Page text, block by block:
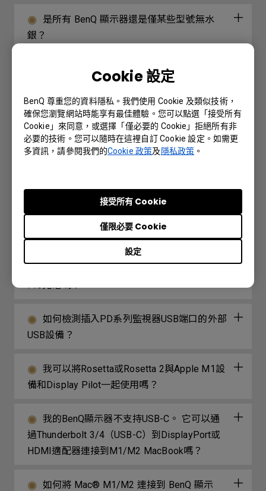
Cookie 設定
BenQ 尊重您的資料隱私。我們使用 Cookie 及類似技術，
確保您瀏覽網站時能享有最佳體驗。您可以點選「接受所有
Cookie」來同意，或選擇「僅必要的 Cookie」拒絕所有非
必要的技術。您可以隨時在這裡自訂 Cookie 設定。如需更
多資訊，請參閱我們的Cookie 政策及 隱私政策。
設定
僅限必要 Cookie
接受所有 Cookie
是所有 BenQ 顯示器還是僅某些型號無水
銀？
Eye Protect、Bright Intelligence 和 Bright
Intelligence Plus 有什麼區別？
透過USB-C連接到Mac時，顯示器為什麼沒
有圖像？
哪些型號支持 Display Pilot 軟件中的 ICC
Sync？
Pro充電嗎？
如何檢測插入PD系列監視器USB端口的外部
USB設備？
我可以將Rosetta或Rosetta 2與Apple M1設
備和Display Pilot一起使用嗎？
我的BenQ顯示器不支持USB-C。 它可以通
過Thunderbolt 3/4（USB-C）到DisplayPort或
HDMI適配器連接到M1/M2 MacBook嗎？
如何將 Mac® M1/M2 連接到 BenQ 顯示